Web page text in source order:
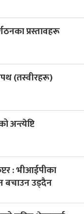
प्रस्तावहरू
(तस्वीरहरू)
अन्त्येष्टि
: भीआईपीका
बचाउन उड्दैन